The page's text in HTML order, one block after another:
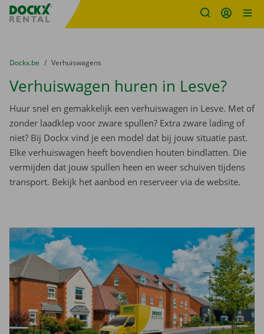
Fratello DEMO
U bevindt zich hier:
van
Dockx.be naar
Verhuiswagens
Verhuiswagen huren in Lesve?
Huur snel en gemakkelijk een verhuiswagen in Lesve. Met of
zonder laadklep voor zware spullen? Extra zware lading of
niet? Bij Dockx vind je een model dat bij jouw situatie past.
Elke verhuiswagen heeft bovendien houten bindlatten. Die
vermijden dat jouw spullen heen en weer schuiven tijdens
transport. Bekijk het aanbod en reserveer via de website.